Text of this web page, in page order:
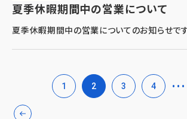
夏季休暇期間中の営業について
夏季休暇期間中の営業についてのお知らせで
だきますよう宜しくお願い申 […]
稿
1 2 3 4 …